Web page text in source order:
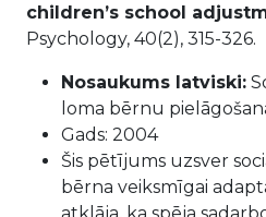
children’s school
Psychology, 40(2), 315-326.
Nosaukums latviski:
loma bērnu
Gads: 2004
Šis pētījums uzsver
bērna veiksmīgai